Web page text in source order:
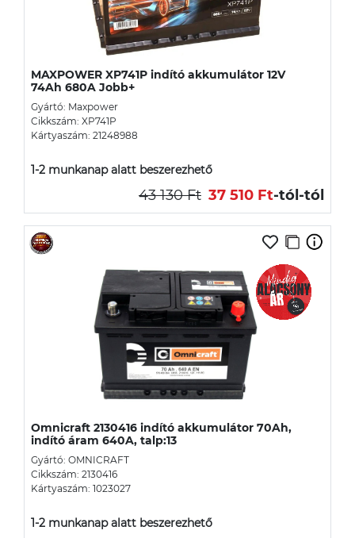
MAXPOWER XP741P indító akkumulátor 12V
74Ah 680A Jobb+
Gyártó: Maxpower
Cikkszám: XP741P
Kártyaszám: 21248988
1-2 munkanap alatt beszerezhető
43 130 Ft 37 510 Ft-tól-tól
Omnicraft 2130416 indító akkumulátor 70Ah,
indító áram 640A, talp:13
Gyártó: OMNICRAFT
Cikkszám: 2130416
Kártyaszám: 1023027
1-2 munkanap alatt beszerezhető